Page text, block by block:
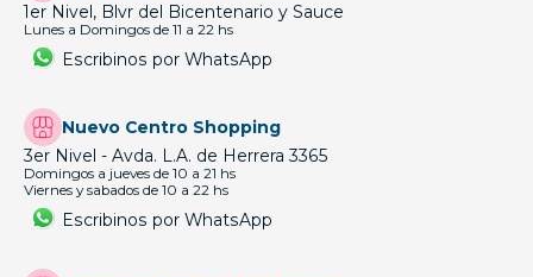
1er Nivel, Blvr del Bicentenario y Sauce
Lunes a Domingos de 11 a 22 hs
Escribinos por WhatsApp
Nuevo Centro Shopping
3er Nivel - Avda. L.A. de Herrera 3365
Domingos a jueves de 10 a 21 hs
Viernes y sabados de 10 a 22 hs
Escribinos por WhatsApp